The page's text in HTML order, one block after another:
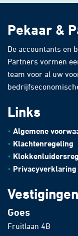
Pekaar &
De accountants en
Partners vormen
team voor al uw
Links
Algemene
Klachtenregeling
Privacyverklaring
Vestigingen
Goes
Fruitlaan 4B